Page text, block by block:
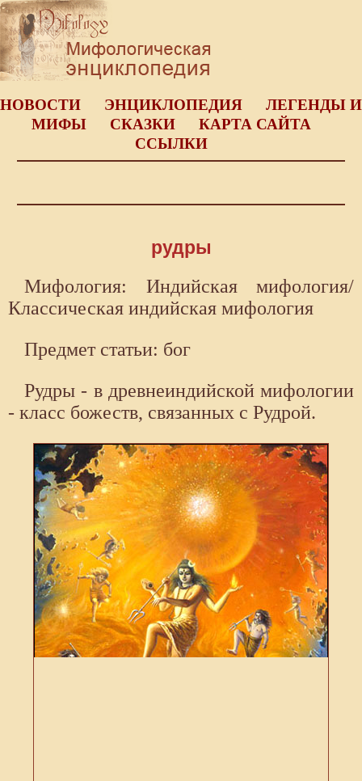
НОВОСТИ ЭНЦИКЛОПЕДИЯ
ЛЕГЕНДЫ И
МИФЫ
СКАЗКИ
КАРТА САЙТА
ССЫЛКИ
рудры
Мифология: Индийская мифология/
Классическая индийская мифология
Предмет статьи: бог
Рудры - в древнеиндийской мифологии
- класс божеств, связанных с Рудрой.